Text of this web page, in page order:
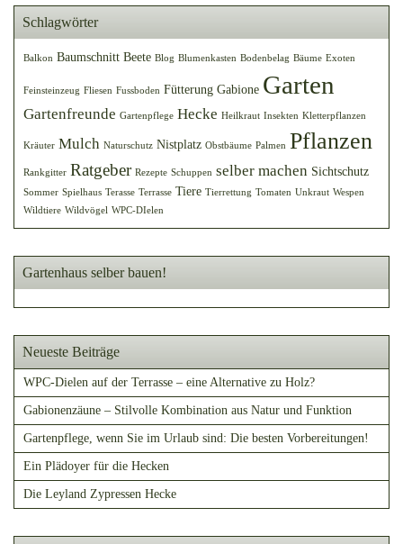
Schlagwörter
Balkon Baumschnitt Beete Blog Blumenkasten Bodenbelag Bäume Exoten
Feinsteinzeug Fliesen Fussboden Fütterung Gabione Garten
Gartenfreunde Gartenpflege Hecke Heilkraut Insekten Kletterpflanzen
Kräuter Mulch Naturschutz Nistplatz Obstbäume Palmen Pflanzen
Rankgitter Ratgeber Rezepte Schuppen selber machen Sichtschutz
Sommer Spielhaus Terasse Terrasse Tiere Tierrettung Tomaten Unkraut Wespen
Wildtiere Wildvögel WPC-DIelen
Gartenhaus selber bauen!
Neueste Beiträge
WPC-Dielen auf der Terrasse – eine Alternative zu Holz?
Gabionenzäune – Stilvolle Kombination aus Natur und Funktion
Gartenpflege, wenn Sie im Urlaub sind: Die besten Vorbereitungen!
Ein Plädoyer für die Hecken
Die Leyland Zypressen Hecke